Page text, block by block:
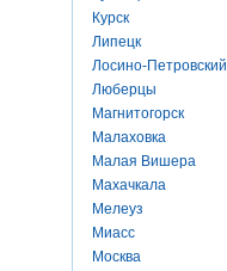
Курск
Липецк
Лосино-Петровский
Люберцы
Магнитогорск
Малаховка
Малая Вишера
Махачкала
Мелеуз
Миасс
Москва